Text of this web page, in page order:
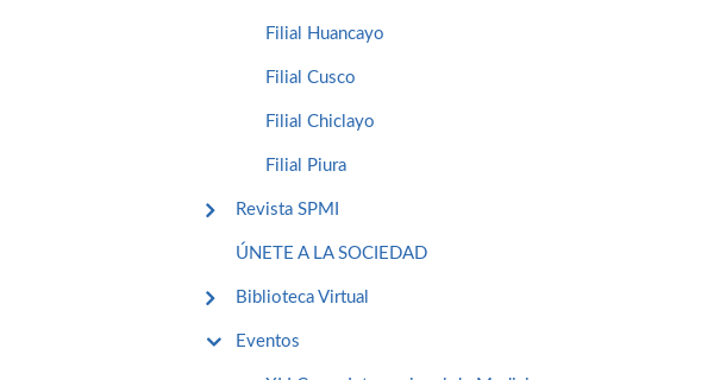
Filial Huancayo
Filial Cusco
Filial Chiclayo
Filial Piura
Revista SPMI
ÚNETE A LA SOCIEDAD
Biblioteca Virtual
Eventos